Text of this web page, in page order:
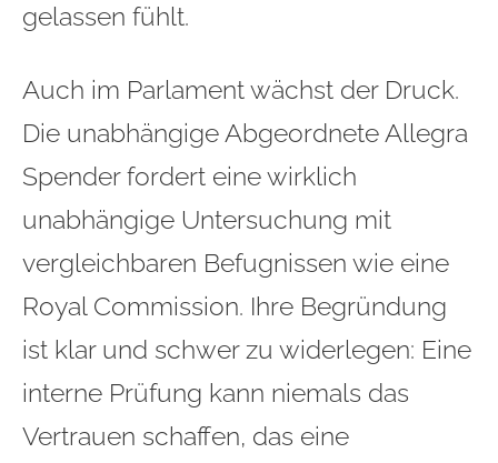
gelassen fühlt.
Auch im Parlament wächst der Druck.
Die unabhängige Abgeordnete Allegra
Spender fordert eine wirklich
unabhängige Untersuchung mit
vergleichbaren Befugnissen wie eine
Royal Commission. Ihre Begründung
ist klar und schwer zu widerlegen: Eine
interne Prüfung kann niemals das
Vertrauen schaffen, das eine